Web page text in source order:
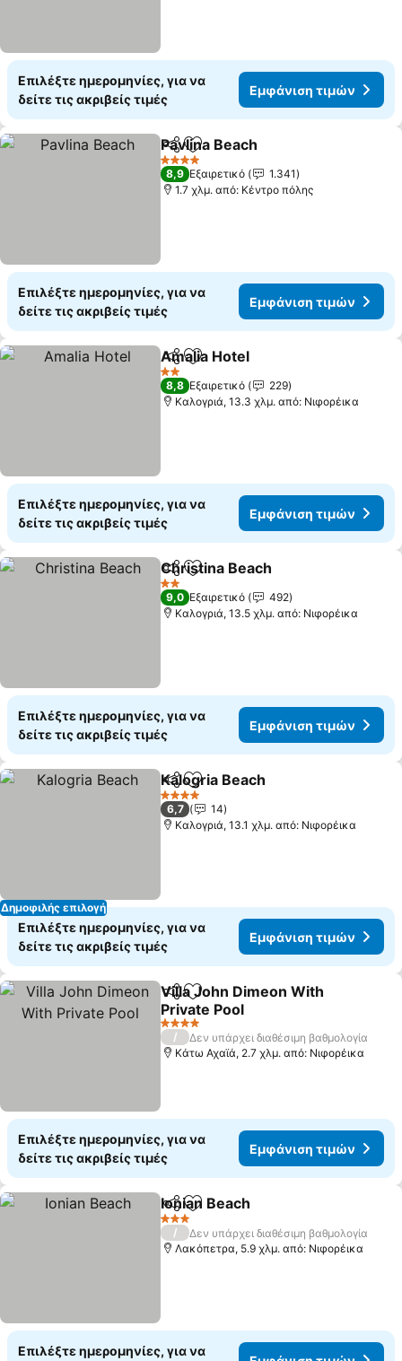
Επιλέξτε ημερομηνίες, για να
δείτε τις ακριβείς τιμές
Εμφάνιση τιμών
Κοινοποίηση
Προσθήκη στα αγαπημένα
Pavlina Beach
4 Αστέρια
8,9 Εξαιρετικό
1.341
1.7 χλμ. από: Κέντρο πόλης
Επιλέξτε ημερομηνίες, για να
δείτε τις ακριβείς τιμές
Εμφάνιση τιμών
Κοινοποίηση
Προσθήκη στα αγαπημένα
Amalia Hotel
2 Αστέρια
8,8 Εξαιρετικό
229
Καλογριά, 13.3 χλμ. από: Νιφορέικα
Επιλέξτε ημερομηνίες, για να
δείτε τις ακριβείς τιμές
Εμφάνιση τιμών
Κοινοποίηση
Προσθήκη στα αγαπημένα
Christina Beach
2 Αστέρια
9,0 Εξαιρετικό
492
Καλογριά, 13.5 χλμ. από: Νιφορέικα
Επιλέξτε ημερομηνίες, για να
δείτε τις ακριβείς τιμές
Εμφάνιση τιμών
Δημοφιλής επιλογή
Κοινοποίηση
Προσθήκη στα αγαπημένα
Kalogria Beach
4 Αστέρια
6,7
14
Καλογριά, 13.1 χλμ. από: Νιφορέικα
Επιλέξτε ημερομηνίες, για να
δείτε τις ακριβείς τιμές
Εμφάνιση τιμών
Κοινοποίηση
Προσθήκη στα αγαπημένα
Villa John Dimeon With
Private Pool
4 Αστέρια
/
Δεν υπάρχει διαθέσιμη βαθμολογία
Κάτω Αχαϊά, 2.7 χλμ. από: Νιφορέικα
Επιλέξτε ημερομηνίες, για να
δείτε τις ακριβείς τιμές
Εμφάνιση τιμών
Κοινοποίηση
Προσθήκη στα αγαπημένα
Ionian Beach
3 Αστέρια
/
Δεν υπάρχει διαθέσιμη βαθμολογία
Λακόπετρα, 5.9 χλμ. από: Νιφορέικα
Επιλέξτε ημερομηνίες, για να